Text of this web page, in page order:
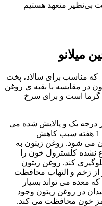
بی‌نظیر متعهد هستیم
میلانو
که مناسب برای سالاد، پخت
در مقایسه با بقیه ی روغن
گرما است و برای سرخ
درجه یک و پالایش شده می
باشد. مصرف 2 قاشق روزانه به مدت 1 هفته سبب کاهش
می شود. روغن زیتون به
نشده کلسترول خون را
کند. روغن زیتون
از زخم و التهاب محافظت
معده می تواند بسیار
در روغن زیتون وجود
خون محافظت می کند.